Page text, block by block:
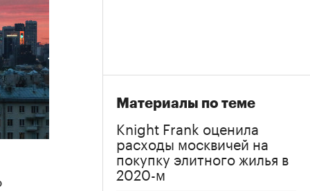
Материалы по теме
Knight Frank оценила
расходы москвичей на
покупку элитного жилья в
2020-м